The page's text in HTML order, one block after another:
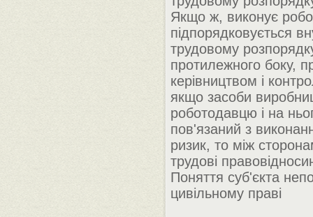
Якщо ж, виконує
підпорядковується
трудовому
протилежного боку,
керівництвом і
якщо засоби
роботодавцю і на
пов'язаний з
ризик, то між
трудові
Поняття суб'єкта
цивільному праві